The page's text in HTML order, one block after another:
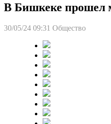
В Бишкеке прошел
30/05/24 09:31 Общество